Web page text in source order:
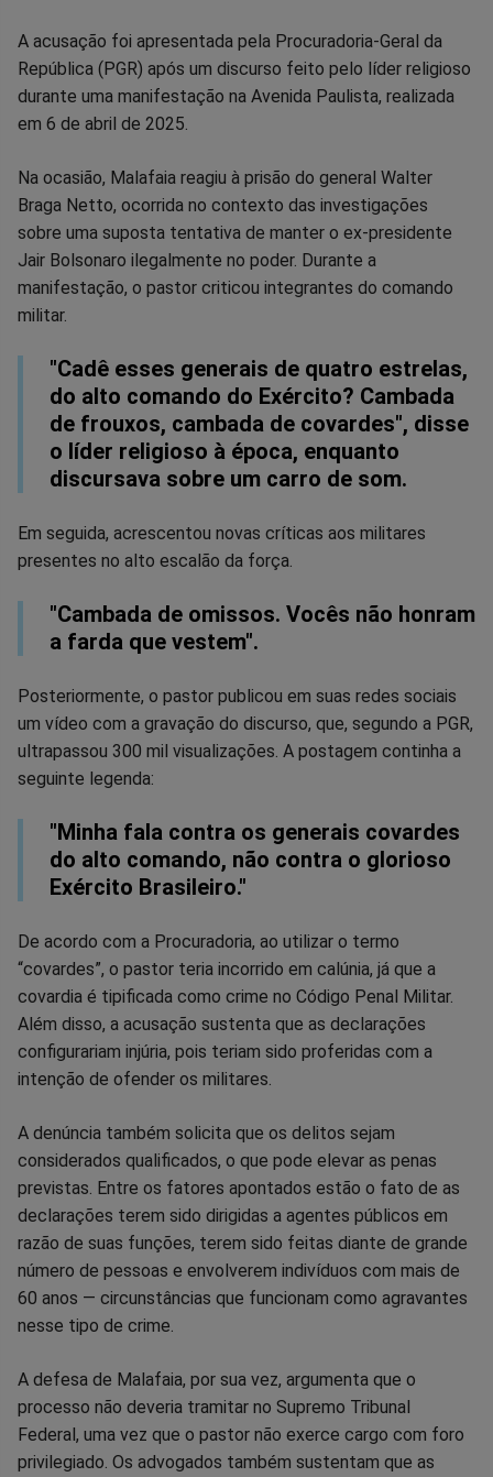
A acusação foi apresentada pela Procuradoria-Geral da
República (PGR) após um discurso feito pelo líder religioso
durante uma manifestação na Avenida Paulista, realizada
em 6 de abril de 2025.
Na ocasião, Malafaia reagiu à prisão do general Walter
Braga Netto, ocorrida no contexto das investigações
sobre uma suposta tentativa de manter o ex-presidente
Jair Bolsonaro ilegalmente no poder. Durante a
manifestação, o pastor criticou integrantes do comando
militar.
"Cadê esses generais de quatro estrelas,
do alto comando do Exército? Cambada
de frouxos, cambada de covardes", disse
o líder religioso à época, enquanto
discursava sobre um carro de som.
Em seguida, acrescentou novas críticas aos militares
presentes no alto escalão da força.
"Cambada de omissos. Vocês não honram
a farda que vestem".
Posteriormente, o pastor publicou em suas redes sociais
um vídeo com a gravação do discurso, que, segundo a PGR,
ultrapassou 300 mil visualizações. A postagem continha a
seguinte legenda:
"Minha fala contra os generais covardes
do alto comando, não contra o glorioso
Exército Brasileiro."
De acordo com a Procuradoria, ao utilizar o termo
“covardes”, o pastor teria incorrido em calúnia, já que a
covardia é tipificada como crime no Código Penal Militar.
Além disso, a acusação sustenta que as declarações
configurariam injúria, pois teriam sido proferidas com a
intenção de ofender os militares.
A denúncia também solicita que os delitos sejam
considerados qualificados, o que pode elevar as penas
previstas. Entre os fatores apontados estão o fato de as
declarações terem sido dirigidas a agentes públicos em
razão de suas funções, terem sido feitas diante de grande
número de pessoas e envolverem indivíduos com mais de
60 anos — circunstâncias que funcionam como agravantes
nesse tipo de crime.
A defesa de Malafaia, por sua vez, argumenta que o
processo não deveria tramitar no Supremo Tribunal
Federal, uma vez que o pastor não exerce cargo com foro
privilegiado. Os advogados também sustentam que as